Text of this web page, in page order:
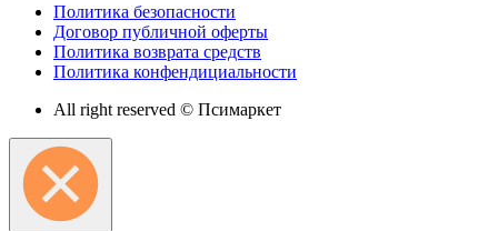
Политика безопасности
Договор публичной оферты
Политика возврата средств
Политика конфендициальности
All right reserved © Псимаркет